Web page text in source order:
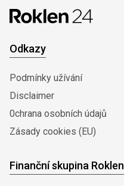
Odkazy
Podmínky užívání
Disclaimer
0chrana osobních údajů
Zásady cookies (EU)
Finanční skupina Roklen